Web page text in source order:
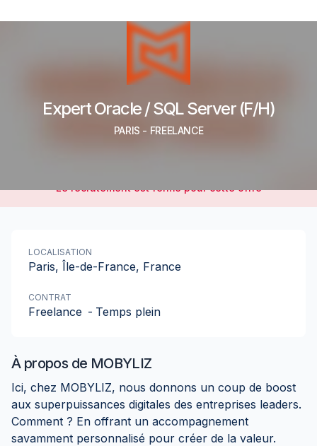
Expert Oracle / SQL Server (F/H)
PARIS - FREELANCE
Le recrutement est fermé pour cette offre
À propos de MOBYLIZ
Ici, chez MOBYLIZ, nous donnons un coup de boost
aux superpuissances digitales des entreprises leaders.
Comment ? En offrant un accompagnement
savamment personnalisé pour créer de la valeur.
LOCALISATION
Paris, Île-de-France, France
CONTRAT
Freelance - Temps plein